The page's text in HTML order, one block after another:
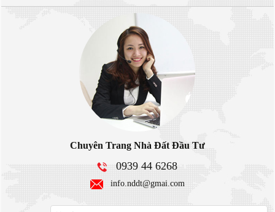
Chuyên Trang Nhà Đất Đầu Tư
0939 44 6268
info.nddt@gmai.com